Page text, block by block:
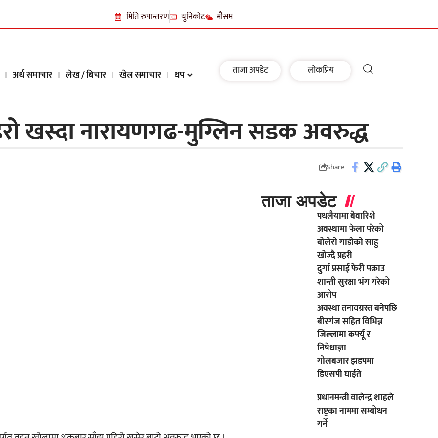
मिति रुपान्तरण युनिकोट मौसम
अर्थ समाचार लेख / बिचार खेल समाचार थप ताजा अपडेट लोकप्रिय
खस्दा नारायणगढ-मुग्लिन सडक अवरुद्ध
Share
ताजा अपडेट
पथलैयामा बेवारिशे
अवस्थामा फेला परेको
बोलेरो गाडीको साहु
खोज्दै प्रहरी
दुर्गा प्रसाई फेरी पक्राउ
शान्ती सुरक्षा भंग गरेको
आरोप
अवस्था तनावग्रस्त बनेपछि
बीरगंज सहित विभिन्न
जिल्लामा कर्फ्यू र
निषेधाज्ञा
गोलबजार झडपमा
डिएसपी घाईते
प्रधानमन्त्री वालेन्द्र शाहले
राष्ट्रका नाममा सम्बोधन
गर्ने